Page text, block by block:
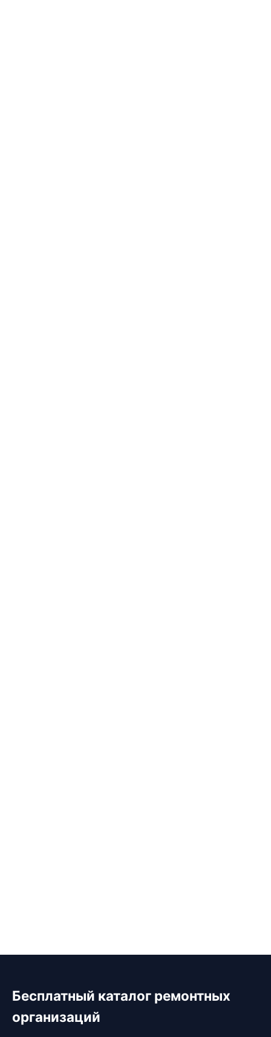
Бесплатный каталог ремонтных
организаций